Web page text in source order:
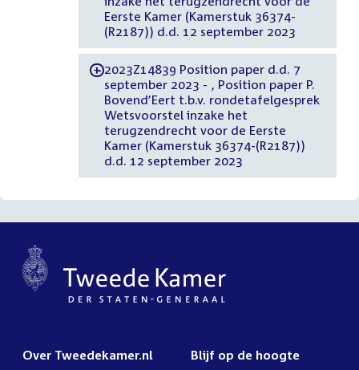
Eerste Kamer (Kamerstuk 36374-
(R2187)) d.d. 12 september 2023
-2023Z14839 Position paper d.d. 7
september 2023 - , Position paper P.
Bovend’Eert t.b.v. rondetafelgesprek
Wetsvoorstel inzake het
terugzendrecht voor de Eerste
Kamer (Kamerstuk 36374-(R2187))
d.d. 12 september 2023
Over Tweedekamer.nl Blijf op de hoogte